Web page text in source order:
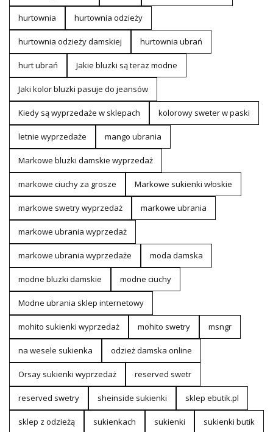
hurtownia hurtownia odzieży
hurtownia odzieży damskiej hurtownia ubrań
hurt ubrań Jakie bluzki są teraz modne
Jaki kolor bluzki pasuje do jeansów
Kiedy są wyprzedaże w sklepach kolorowy sweter w paski
letnie wyprzedaże mango ubrania
Markowe bluzki damskie wyprzedaż
markowe ciuchy za grosze Markowe sukienki włoskie
markowe swetry wyprzedaż markowe ubrania
markowe ubrania wyprzedaż
markowe ubrania wyprzedaże moda damska
modne bluzki damskie modne ciuchy
Modne ubrania sklep internetowy
mohito sukienki wyprzedaż mohito swetry msngr
na wesele sukienka odzież damska online
Orsay sukienki wyprzedaż reserved swetr
reserved swetry sheinside sukienki sklep ebutik.pl
sklep z odzieżą sukienkach sukienki sukienki butik